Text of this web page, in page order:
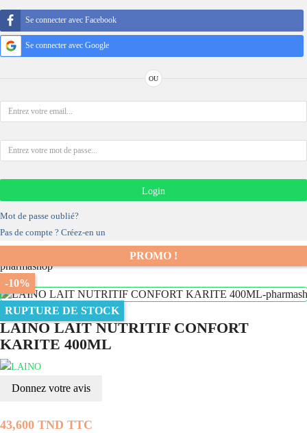
Se connecter avec Facebook
Se connecter avec Google
OU
Login
Mot de passe oublié?
Pas de compte ? Créez-en un
PROMO !
-10%
RUPTURE DE STOCK
LAINO LAIT NUTRITIF CONFORT
KARITE 400ML
Donnez votre avis
43,600 TND TTC